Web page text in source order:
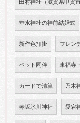
田村神社（滋賀県甲賀市
垂水神社の神前結婚式
新作色打掛 フレン
ペット同伴 東福寺
カードで清算 乃木
赤坂氷川神社 愛宕